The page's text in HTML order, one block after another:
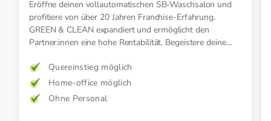
Eröffne deinen vollautomatischen SB-Waschsalon und
profitiere von über 20 Jahren Franchise-Erfahrung.
GREEN & CLEAN expandiert und ermöglicht den
Partner:innen eine hohe Rentabilität. Begeistere deine
Quereinstieg möglich
Home-office möglich
Ohne Personal